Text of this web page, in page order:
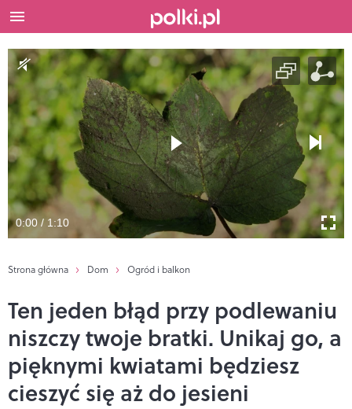
0:00 / 1:10
Strona główna Dom Ogród i balkon
Ten jeden błąd przy podlewaniu
niszczy twoje bratki. Unikaj go, a
pięknymi kwiatami będziesz
cieszyć się aż do jesieni